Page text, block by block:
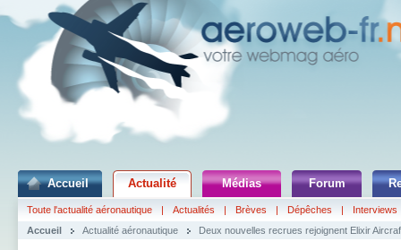
Accueil Actualité Médias Forum
Toute l'actualité aéronautique | Actualités | Brèves | Dépêches |
Interviews
Accueil
Actualité aéronautique Deux nouvelles recrues rejoignent Elixir